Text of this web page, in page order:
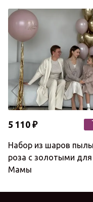
5 110 ₽
Набор из шаров
роза с золотыми для
Мамы